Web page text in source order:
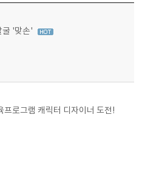
굴 '맞손'
로그램 캐릭터 디자이너 도전!